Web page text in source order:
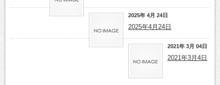
2025年 4月 24日
2025年4月24日
2021年 3月 04日
2021年3月4日